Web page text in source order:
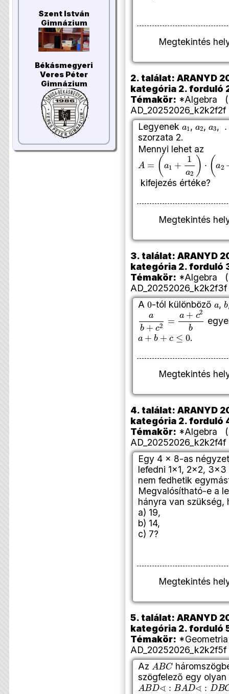
Szent István
Gimnázium
Békásmegyeri
Veres Péter
Gimnázium
Megtekintés
2. találat: ARANYD
kategória 2. forduló
Témakör: *Algebra
AD_20252026_k2k2f2f
Legyenek a1, a2
, a3
,
szorzata 2.
Mennyi lehet az
Aa 1a 2+1 3)
kifejezés értéke?
Megtekintés
3. találat: ARANYD
kategória 2. forduló
Témakör: *Algebra
AD_20252026_k2k2f3f
A 0-tól különböző a,
+ +c2 b
a+b+c .
Megtekintés
4. találat: ARANYD
kategória 2. forduló
Témakör: *Algebra
AD_20252026_k2k2f4f
Egy 4 × 8-as
lefedni 1×1, 2×2,
nem fedhetik
Megvalósítható-e a
hányra van szükség,
a) 19,
b) 14,
c) 7?
Megtekintés
5. találat: ARANYD
kategória 2. forduló
Témakör:
AD_20252026_k2k2f5f
Az ABC
szögfelező egy
ABD∢:BAD∢:DBC∢